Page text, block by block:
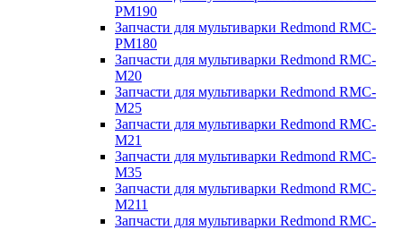
PM190
Запчасти для мультиварки Redmond RMC-
PM180
Запчасти для мультиварки Redmond RMC-
M20
Запчасти для мультиварки Redmond RMC-
M25
Запчасти для мультиварки Redmond RMC-
M21
Запчасти для мультиварки Redmond RMC-
M35
Запчасти для мультиварки Redmond RMC-
M211
Запчасти для мультиварки Redmond RMC-